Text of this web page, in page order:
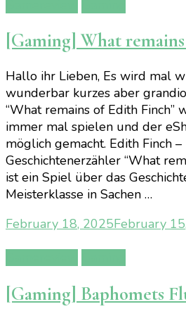
[Gaming] What
Hallo ihr Lieben, Es wird mal
wunderbar kurzes aber
“What remains of Edith Finch”
immer mal spielen und der
möglich gemacht. Edith Finch –
Geschichtenerzähler “What
ist ein Spiel über das
Meisterklasse in Sachen …
February 18, 2025February
[Gaming] Baphomets